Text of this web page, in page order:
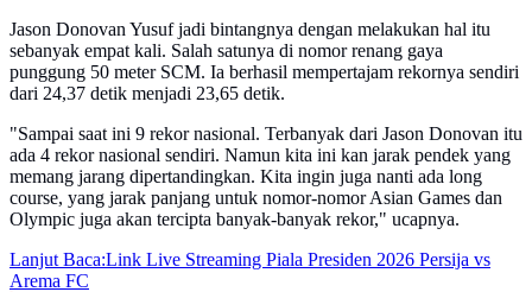
Jason Donovan Yusuf jadi bintangnya dengan melakukan hal itu
sebanyak empat kali. Salah satunya di nomor renang gaya
punggung 50 meter SCM. Ia berhasil mempertajam rekornya sendiri
dari 24,37 detik menjadi 23,65 detik. ‎
‎"Sampai saat ini 9 rekor nasional. Terbanyak dari Jason Donovan itu
ada 4 rekor nasional sendiri. Namun kita ini kan jarak pendek yang
memang jarang dipertandingkan. Kita ingin juga nanti ada long
course, yang jarak panjang untuk nomor-nomor Asian Games dan
Olympic juga akan tercipta banyak-banyak rekor," ucapnya.
Lanjut Baca:Link Live Streaming Piala Presiden 2026 Persija vs
Arema FC